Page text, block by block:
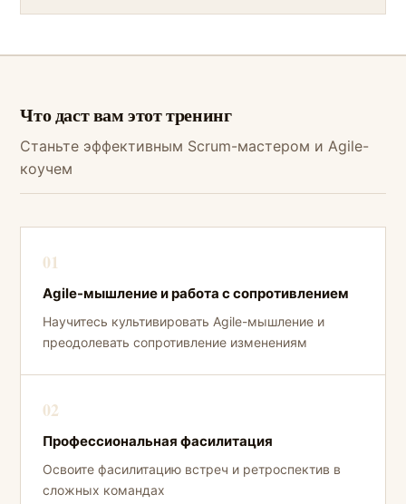
Что даст вам этот тренинг
Станьте эффективным Scrum-мастером и Agile-
коучем
01
Agile-мышление и работа с сопротивлением
Научитесь культивировать Agile-мышление и
преодолевать сопротивление изменениям
02
Профессиональная фасилитация
Освоите фасилитацию встреч и ретроспектив в
сложных командах